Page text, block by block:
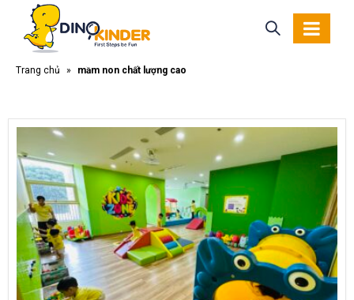
Trang chủ » mầm non chất lượng cao